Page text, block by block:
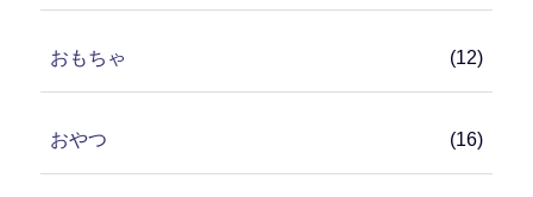
おもちゃ (12)
おやつ (16)